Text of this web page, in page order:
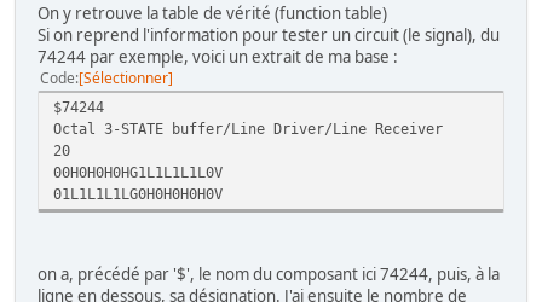
On y retrouve la table de vérité (function table)
Si on reprend l'information pour tester un circuit (le signal), du
74244 par exemple, voici un extrait de ma base :
Code Sélectionner
$74244
Octal 3-STATE buffer/Line Driver/Line Receiver
20
00H0H0H0HG1L1L1L1L0V
01L1L1L1LG0H0H0H0H0V
on a, précédé par '$', le nom du composant ici 74244, puis, à la
ligne en dessous, sa désignation. J'ai ensuite le nombre de